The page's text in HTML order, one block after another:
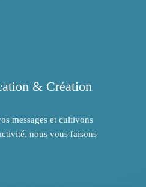
& Création
messages et cultivons
nous vous faisons